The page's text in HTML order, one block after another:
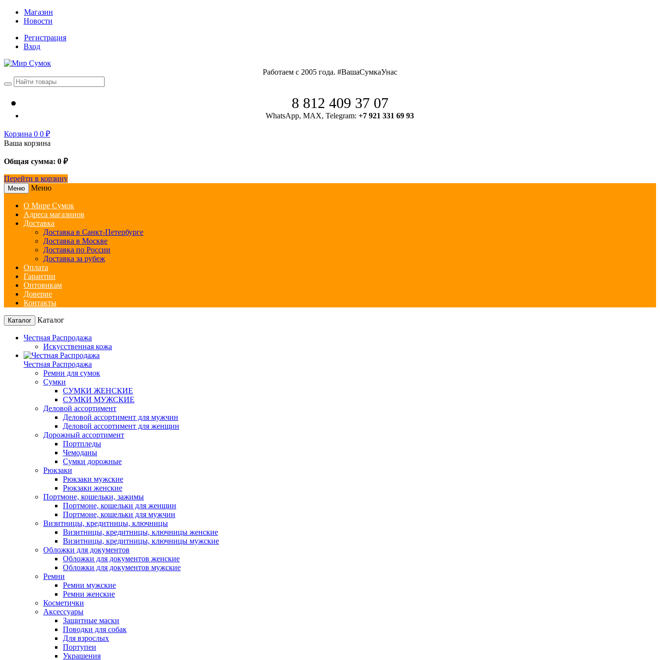
Магазин
Новости
Регистрация
Вход
Работаем с 2005 года. #ВашаСумкаУнас
8 812 409 37 07
WhatsApp, MAX, Telegram: +7 921 331 69 93
Корзина 0 0 ₽
Ваша корзина
Общая сумма: 0 ₽
Перейти в корзину
Меню Меню
О Мире Сумок
Адреса магазинов
Доставка
Доставка в Санкт-Петербурге
Доставка в Москве
Доставка по России
Доставка за рубеж
Оплата
Гарантии
Оптовикам
Доверие
Контакты
Каталог Каталог
Честная Распродажа
Искусственная кожа
Честная Распродажа
Ремни для сумок
Сумки
СУМКИ ЖЕНСКИЕ
СУМКИ МУЖСКИЕ
Деловой ассортимент
Деловой ассортимент для мужчин
Деловой ассортимент для женщин
Дорожный ассортимент
Портпледы
Чемоданы
Сумки дорожные
Рюкзаки
Рюкзаки мужские
Рюкзаки женские
Портмоне, кошельки, зажимы
Портмоне, кошельки для женщин
Портмоне, кошельки для мужчин
Визитницы, кредитницы, ключницы
Визитницы, кредитницы, ключницы женские
Визитницы, кредитницы, ключницы мужские
Обложки для документов
Обложки для документов женские
Обложки для документов мужские
Ремни
Ремни мужские
Ремни женские
Косметички
Аксессуары
Защитные маски
Поводки для собак
Для взрослых
Портупеи
Украшения